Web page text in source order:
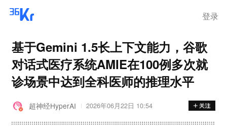
登录
基于Gemini 1.5长上下文能力，谷歌
对话式医疗系统AMIE在100例多次就
诊场景中达到全科医师的推理水平
超神经HyperAI 2026年06月22日 10:54